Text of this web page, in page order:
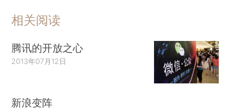
相关阅读
腾讯的开放之心
2013年07月12日
新浪变阵